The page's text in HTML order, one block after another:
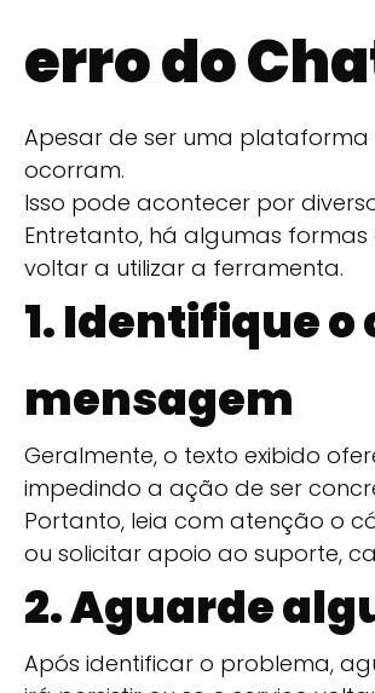
erro do
Apesar de ser uma
ocorram.
Isso pode acontecer por
Entretanto, há algumas
voltar a utilizar a ferramenta.
1. Identifique o
mensagem
Geralmente, o texto exibido
impedindo a ação de ser
Portanto, leia com atenção o
ou solicitar apoio ao suporte,
2. Aguarde
Após identificar o problema,